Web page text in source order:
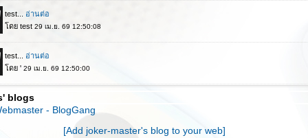
blogs
- BlogGang
[Add joker-master's blog to your web]